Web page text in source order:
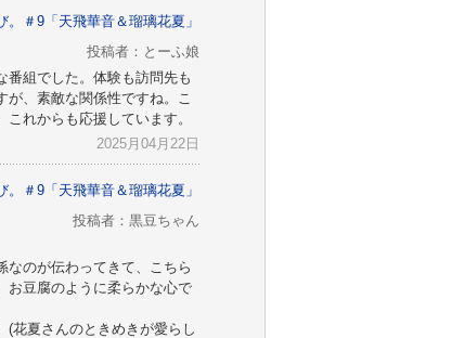
。＃9「天飛華音＆瑠璃花夏」
投稿者：とーふ娘
番組でした。体験も訪問先も
、素敵な関係性ですね。こ
れからも応援しています。
2025月04月22日
。＃9「天飛華音＆瑠璃花夏」
投稿者：黒豆ちゃん
なのが伝わってきて、こちら
お豆腐のように柔らかな心で
(花夏さんのときめきが愛らし